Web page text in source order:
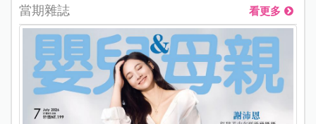
當期雜誌 看更多